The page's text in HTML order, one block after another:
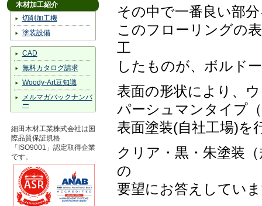
木材加工紹介
切削加工機
塗装設備
CAD
無料カタログ請求
Woody-Art豆知識
メルマガバックナンバ
ー
細田木材工業株式会社は国
際品質保証規格
「ISO9001」認定取得企業
です。
その中で一番良い部
このフローリングの
工
したものが、ボルド
表面の形状により、
パーシュマンタイプ
表面塗装(自社工場)を
クリア・黒・朱塗装
の
要望にお答えしてい